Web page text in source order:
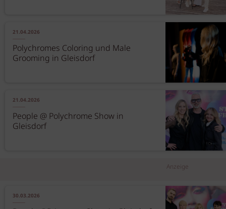
21.04.2026
Polychromes Coloring und Male
Grooming in Gleisdorf
21.04.2026
People @ Polychrome Show in
Gleisdorf
Anzeige
30.03.2026